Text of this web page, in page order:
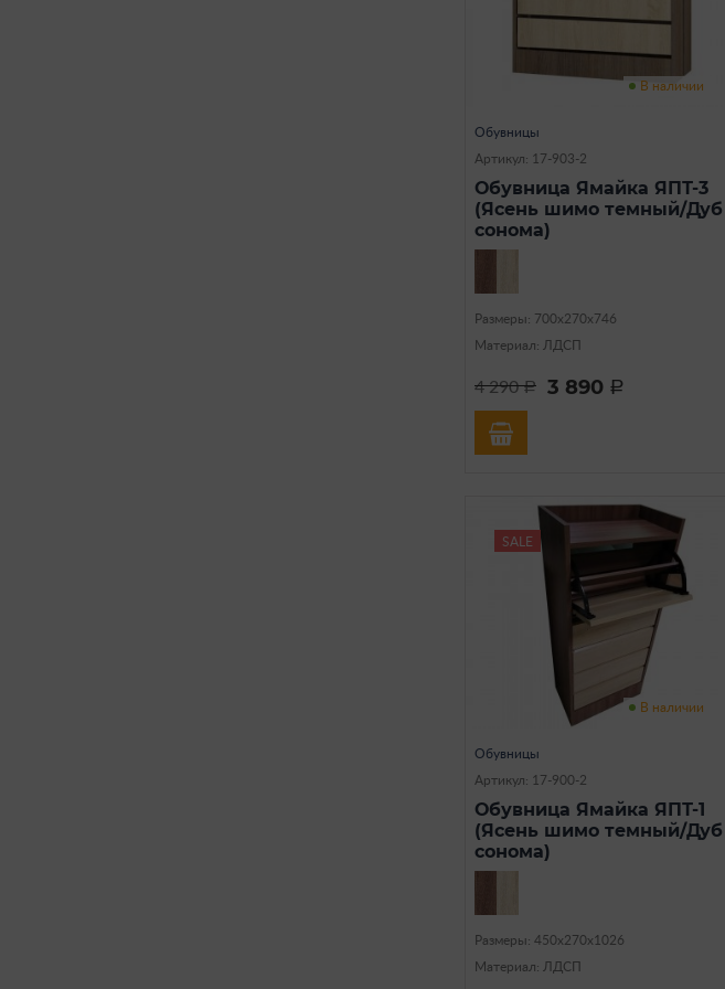
В наличии
Обувницы
Артикул: 17-903-2
Обувница Ямайка ЯПТ-3
(Ясень шимо темный/Дуб
сонома)
Размеры: 700х270х746
Материал: ЛДСП
4 290a 3 890 a
SALE
В наличии
Обувницы
Артикул: 17-900-2
Обувница Ямайка ЯПТ-1
(Ясень шимо темный/Дуб
сонома)
Размеры: 450х270х1026
Материал: ЛДСП